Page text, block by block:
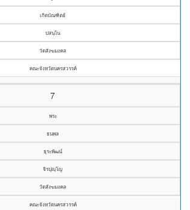
เกิดบัณฑิตย์
ปสนฺโน
วัดสังฆมงคล
คณะจังหวัดนครสวรรค์
7
พระ
ธนพล
ธุระพัฒน์
จิรปุญฺโญ
วัดสังฆมงคล
คณะจังหวัดนครสวรรค์